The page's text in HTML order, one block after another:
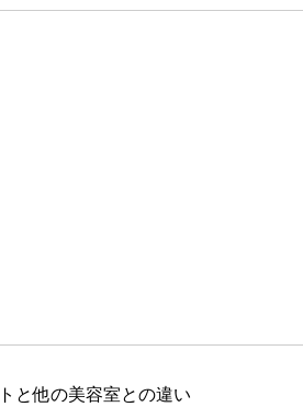
と他の美容室との違い